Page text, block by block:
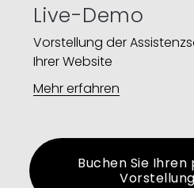
Live-Demo
Vorstellung der
Ihrer Website​
Mehr erfahren
Buchen Sie